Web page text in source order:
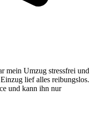
mein Umzug stressfrei und
lief alles reibungslos.
und kann ihn nur